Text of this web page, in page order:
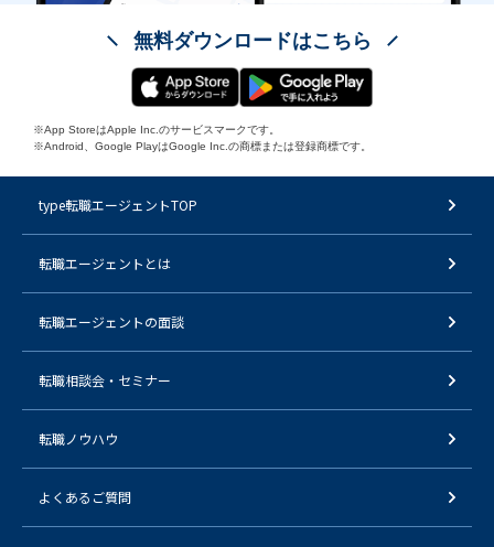
無料ダウンロードはこちら
※App StoreはApple Inc.のサービスマークです。
※Android、Google PlayはGoogle Inc.の商標または登録商標です。
type転職エージェントTOP
転職エージェントとは
転職エージェントの面談
転職相談会・セミナー
転職ノウハウ
よくあるご質問